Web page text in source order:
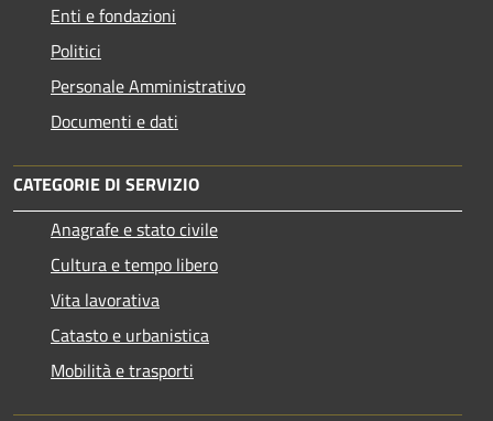
Enti e fondazioni
Politici
Personale Amministrativo
Documenti e dati
CATEGORIE DI SERVIZIO
Anagrafe e stato civile
Cultura e tempo libero
Vita lavorativa
Catasto e urbanistica
Mobilità e trasporti